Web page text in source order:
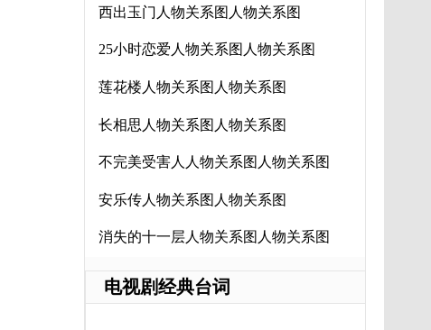
西出玉门人物关系图人物关系图
25小时恋爱人物关系图人物关系图
莲花楼人物关系图人物关系图
长相思人物关系图人物关系图
不完美受害人人物关系图人物关系图
安乐传人物关系图人物关系图
消失的十一层人物关系图人物关系图
电视剧经典台词